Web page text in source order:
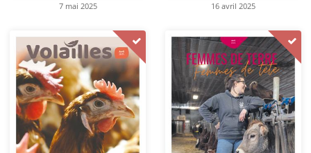
7 mai 2025 16 avril 2025